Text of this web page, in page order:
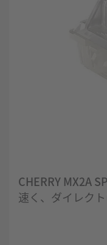
CHERRY MX2A
速く、ダイレクト